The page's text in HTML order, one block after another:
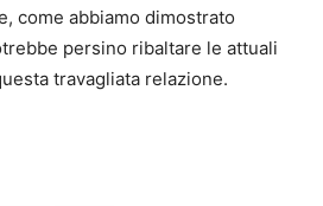
come abbiamo dimostrato
persino ribaltare le attuali
travagliata relazione.